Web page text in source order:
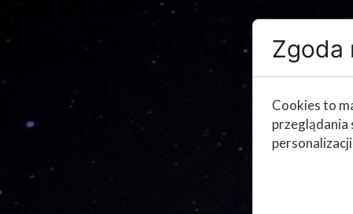
Zgoda
Cookies to
przeglądania